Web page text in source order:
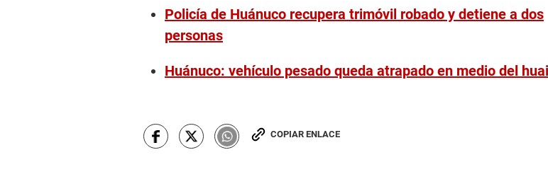
Policía de Huánuco recupera trimóvil robado y detiene a dos
personas
Huánuco: vehículo pesado queda atrapado en medio del
COPIAR ENLACE